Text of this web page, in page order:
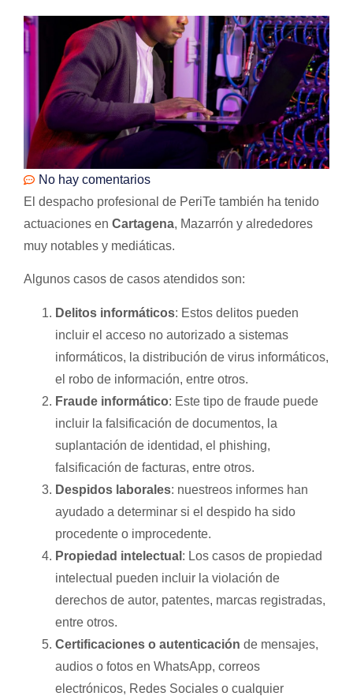
No hay comentarios
El despacho profesional de PeriTe también ha tenido
actuaciones en Cartagena, Mazarrón y alrededores
muy notables y mediáticas.
Algunos casos de casos atendidos son:
Delitos informáticos: Estos delitos pueden
incluir el acceso no autorizado a sistemas
informáticos, la distribución de virus informáticos,
el robo de información, entre otros.
Fraude informático: Este tipo de fraude puede
incluir la falsificación de documentos, la
suplantación de identidad, el phishing,
falsificación de facturas, entre otros.
Despidos laborales: nuestreos informes han
ayudado a determinar si el despido ha sido
procedente o improcedente.
Propiedad intelectual : Los casos de propiedad
intelectual pueden incluir la violación de
derechos de autor, patentes, marcas registradas,
entre otros.
Certificaciones o autenticación de mensajes,
audios o fotos en WhatsApp, correos
electrónicos, Redes Sociales o cualquier